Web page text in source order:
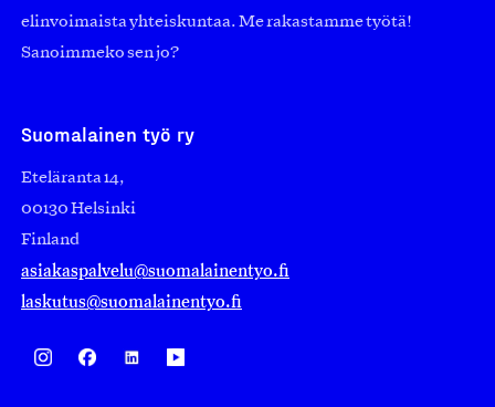
elinvoimaista yhteiskuntaa. Me rakastamme työtä!
Sanoimmeko sen jo?
Suomalainen työ ry
Eteläranta 14,
00130 Helsinki
Finland
asiakaspalvelu@suomalainentyo.fi
laskutus@suomalainentyo.fi